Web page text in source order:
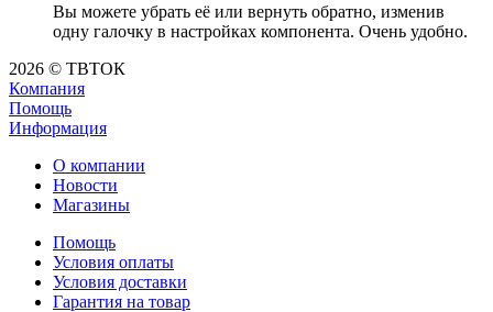
Вы можете убрать её или вернуть обратно, изменив
одну галочку в настройках компонента. Очень удобно.
2026 © ТВТОК
Компания
Помощь
Информация
О компании
Новости
Магазины
Помощь
Условия оплаты
Условия доставки
Гарантия на товар